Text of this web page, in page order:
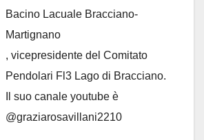
Bacino Lacuale Bracciano-
Martignano
, vicepresidente del Comitato
Pendolari Fl3 Lago di Bracciano.
Il suo canale youtube è
@graziarosavillani2210